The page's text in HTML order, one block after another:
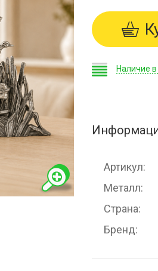
Наличие
Артикул
Металл
Страна
Бренд